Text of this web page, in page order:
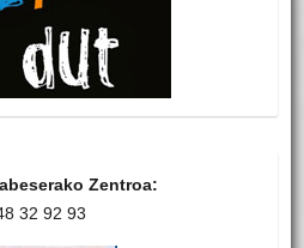
Zentroa:
32 92 93